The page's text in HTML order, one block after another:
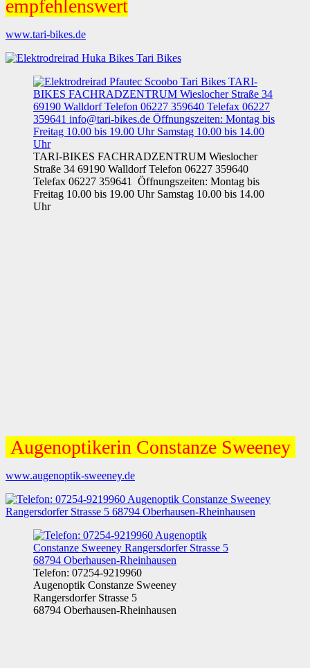
empfehlenswert
www.tari-bikes.de
TARI-BIKES FACHRADZENTRUM Wieslocher
Straße 34 69190 Walldorf Telefon 06227 359640
Telefax 06227 359641 Öffnungszeiten: Montag bis
Freitag 10.00 bis 19.00 Uhr Samstag 10.00 bis 14.00
Uhr
Augenoptikerin Constanze Sweeney
www.augenoptik-sweeney.de
Telefon: 07254-9219960
Augenoptik Constanze Sweeney
Rangersdorfer Strasse 5
68794 Oberhausen-Rheinhausen